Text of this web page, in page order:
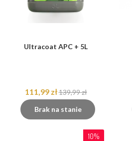
Ultracoat APC + 5L
111,99 zł139,99 zł
Brak na stanie
10%